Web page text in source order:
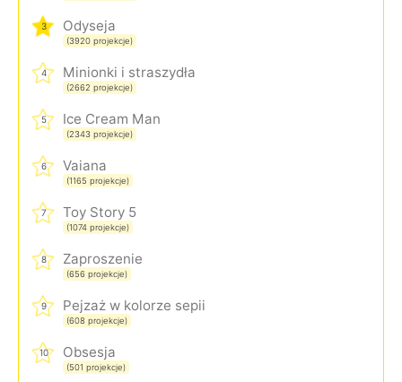
3 Odyseja
(3920 projekcje)
4 Minionki i straszydła
(2662 projekcje)
5 Ice Cream Man
(2343 projekcje)
6 Vaiana
(1165 projekcje)
7 Toy Story 5
(1074 projekcje)
8 Zaproszenie
(656 projekcje)
9 Pejzaż w kolorze sepii
(608 projekcje)
10 Obsesja
(501 projekcje)